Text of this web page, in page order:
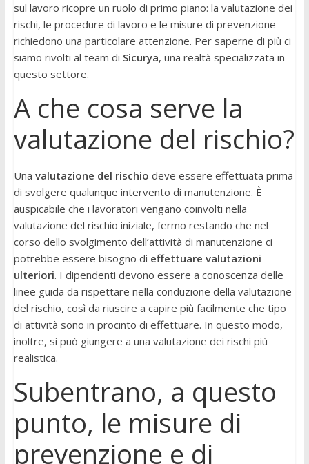
sul lavoro ricopre un ruolo di primo piano: la valutazione dei
rischi, le procedure di lavoro e le misure di prevenzione
richiedono una particolare attenzione. Per saperne di più ci
siamo rivolti al team di Sicurya, una realtà specializzata in
questo settore.
A che cosa serve la
valutazione del rischio?
Una valutazione del rischio deve essere effettuata prima
di svolgere qualunque intervento di manutenzione. È
auspicabile che i lavoratori vengano coinvolti nella
valutazione del rischio iniziale, fermo restando che nel
corso dello svolgimento dell’attività di manutenzione ci
potrebbe essere bisogno di effettuare valutazioni
ulteriori. I dipendenti devono essere a conoscenza delle
linee guida da rispettare nella conduzione della valutazione
del rischio, così da riuscire a capire più facilmente che tipo
di attività sono in procinto di effettuare. In questo modo,
inoltre, si può giungere a una valutazione dei rischi più
realistica.
Subentrano, a questo
punto, le misure di
prevenzione e di